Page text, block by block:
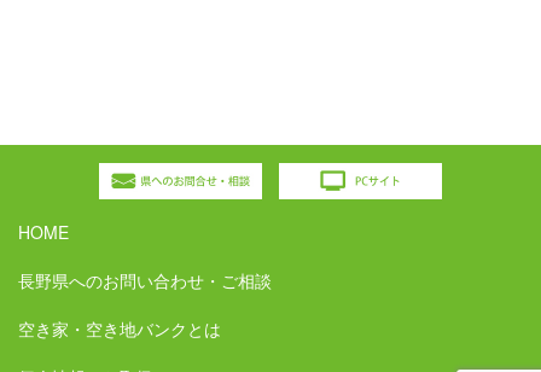
HOME
長野県へのお問い合わせ・ご相談
空き家・空き地バンクとは